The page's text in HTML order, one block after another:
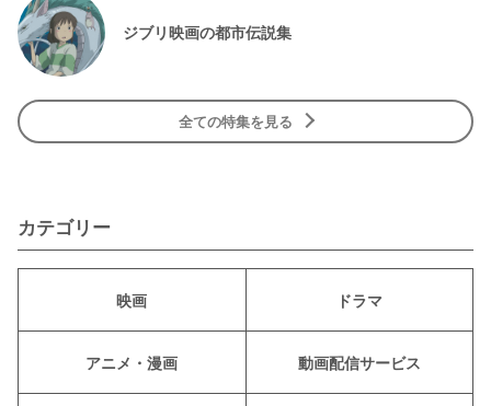
ジブリ映画の都市伝説集
全ての特集を見る
カテゴリー
映画 ドラマ
アニメ・漫画 動画配信サービス